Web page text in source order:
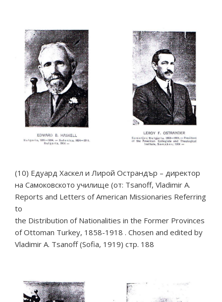
(10) Едуард Хаскел и Лирой Острандър – директор
на Самоковското училище (от: Tsanoff, Vladimir A.
Reports and Letters of American Missionaries Referring
to
the Distribution of Nationalities in the Former Provinces
of Ottoman Turkey, 1858-1918 . Chosen аnd edited by
Vladimir A. Tsanoff (Sofia, 1919) стр. 188